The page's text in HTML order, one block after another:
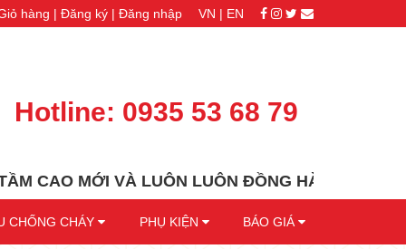
hàng | Đăng ký | Đăng nhập VN | EN
Hotline: 0935 53 68 79
MỚI VÀ LUÔN LUÔN ĐỒNG HÀNH CÙNG QUÝ
CHỐNG CHÁY PHỤ KIỆN BÁO GIÁ